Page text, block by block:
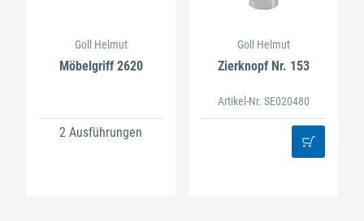
Goll Helmut
Möbelgriff 2620
2 Ausführungen
Goll Helmut
Zierknopf Nr. 153
Artikel-Nr. SE020480